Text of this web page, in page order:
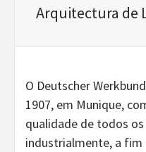
Arquitectura de
O Deutscher
1907, em Munique,
qualidade de todos
industrialmente, a fim